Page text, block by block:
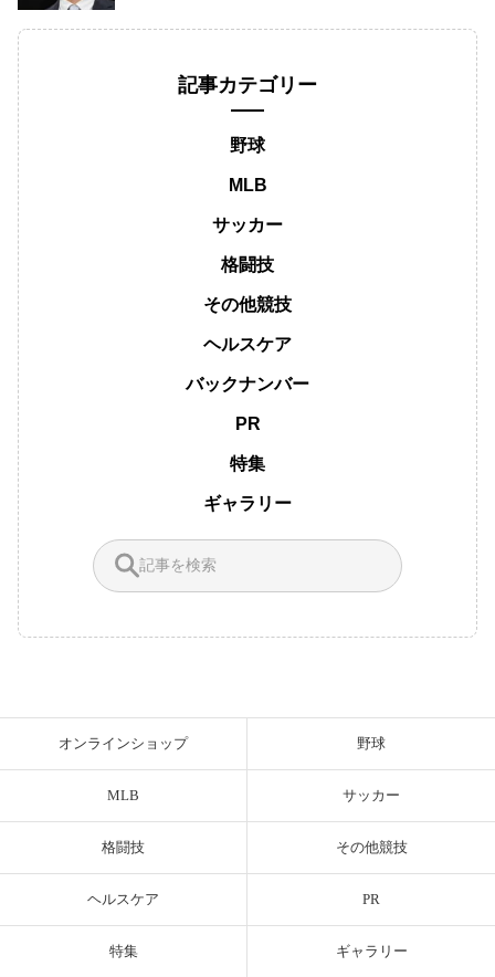
記事カテゴリー
野球
MLB
サッカー
格闘技
その他競技
ヘルスケア
バックナンバー
PR
特集
ギャラリー
オンラインショップ 野球
MLB サッカー
格闘技 その他競技
ヘルスケア PR
特集 ギャラリー